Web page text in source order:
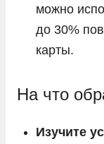
можно
до 30%
карты.
На что
Изучите